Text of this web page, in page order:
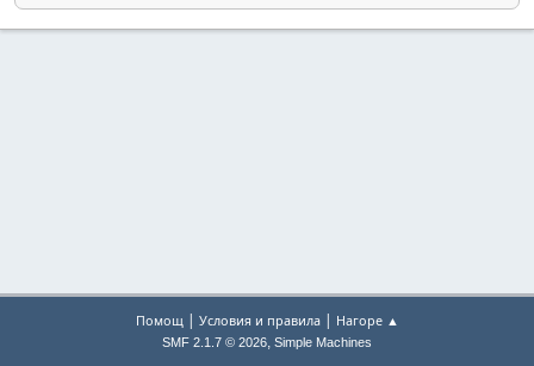
Помощ| Условия и правила| Нагоре ▲
SMF 2.1.7 © 2026, Simple Machines